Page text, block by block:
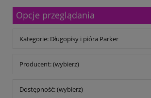
Malfini
Michalczyk & Prokop
Mitsubishi Company
MM Kwidzyń Sp. z o.o.
Mondi
No name
Panta Plast
Opcje przeglądania
Kategorie: Długopisy i pióra Parker
Producent: (wybierz)
Dostępność: (wybierz)